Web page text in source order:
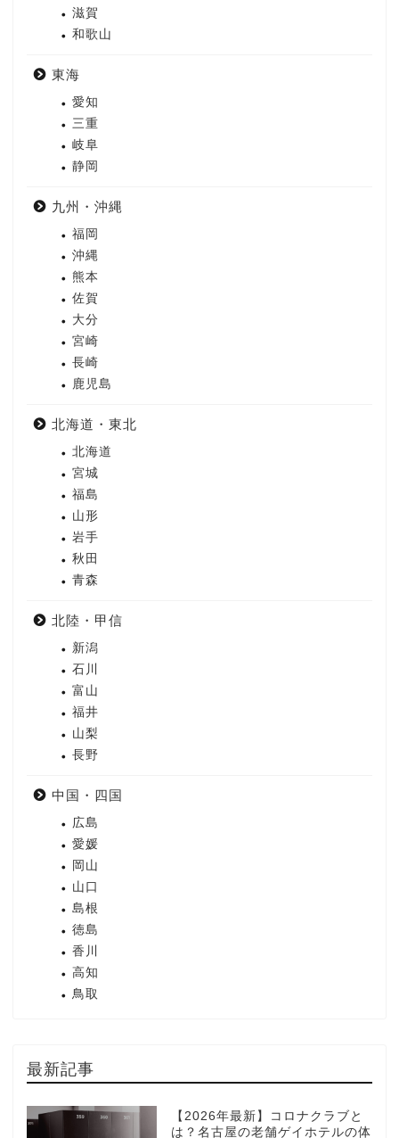
滋賀
和歌山
東海
愛知
三重
岐阜
静岡
九州・沖縄
福岡
沖縄
熊本
佐賀
大分
宮崎
長崎
鹿児島
北海道・東北
北海道
宮城
福島
山形
岩手
秋田
青森
北陸・甲信
新潟
石川
富山
福井
山梨
長野
中国・四国
広島
愛媛
岡山
山口
島根
徳島
香川
高知
鳥取
最新記事
【2026年最新】コロナクラブと
は？名古屋の老舗ゲイホテルの体